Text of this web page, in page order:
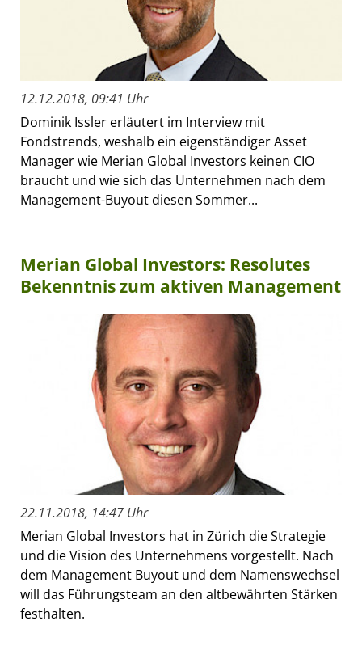
12.12.2018, 09:41 Uhr
Dominik Issler erläutert im Interview mit
Fondstrends, weshalb ein eigenständiger Asset
Manager wie Merian Global Investors keinen CIO
braucht und wie sich das Unternehmen nach dem
Management-Buyout diesen Sommer...
Merian Global Investors: Resolutes
Bekenntnis zum aktiven Management
22.11.2018, 14:47 Uhr
Merian Global Investors hat in Zürich die Strategie
und die Vision des Unternehmens vorgestellt. Nach
dem Management Buyout und dem Namenswechsel
will das Führungsteam an den altbewährten Stärken
festhalten.